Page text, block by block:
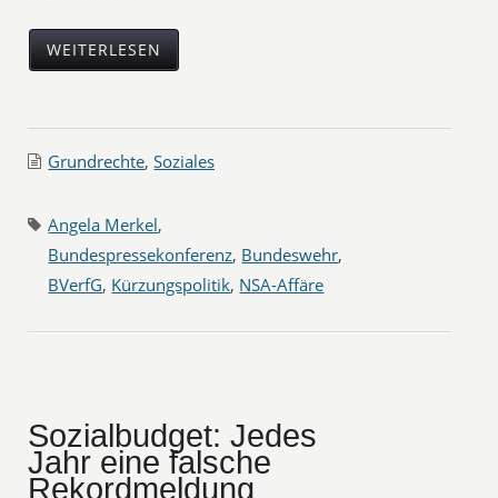
WEITERLESEN
Grundrechte,Soziales
Angela Merkel,
Bundespressekonferenz, Bundeswehr,
BVerfG, Kürzungspolitik, NSA-Affäre
Sozialbudget: Jedes
Jahr eine falsche
Rekordmeldung